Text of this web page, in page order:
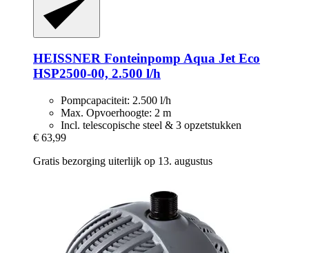
HEISSNER Fonteinpomp Aqua Jet Eco
HSP2500-​00, 2.500 l/h
Pompcapaciteit: 2.500 l/h
Max. Opvoerhoogte: 2 m
Incl. telescopische steel & 3 opzetstukken
€ 63,99
Gratis bezorging uiterlijk op 13. augustus